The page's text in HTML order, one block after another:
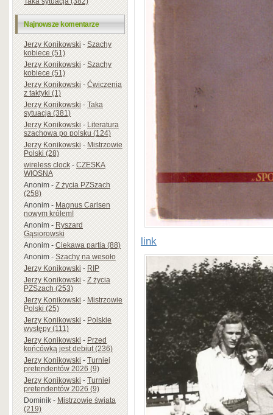
Najnowsze komentarze
Jerzy Konikowski-Szachy
kobiece (51)
Jerzy Konikowski-Szachy
kobiece (51)
Jerzy Konikowski-Ćwiczenia
z taktyki (1)
Jerzy Konikowski-Taka
sytuacja (381)
Jerzy Konikowski-Literatura
szachowa po polsku (124)
Jerzy Konikowski-Mistrzowie
Polski (28)
wireless clock-CZESKA
WIOSNA
Anonim-Z życia PZSzach
(258)
Anonim-Magnus Carlsen
nowym królem!
Anonim-Ryszard
Gąsiorowski
Anonim-Ciekawa partia (88)
Anonim-Szachy na wesoło
Jerzy Konikowski-RIP
Jerzy Konikowski-Z życia
PZSzach (253)
Jerzy Konikowski-Mistrzowie
Polski (25)
Jerzy Konikowski-Polskie
występy (111)
Jerzy Konikowski-Przed
końcówką jest debiut (236)
Jerzy Konikowski-Turniej
pretendentów 2026 (9)
Jerzy Konikowski-Turniej
pretendentów 2026 (9)
Dominik-Mistrzowie świata
(219)
link